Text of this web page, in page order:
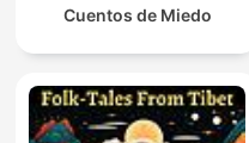
Cuentos de Miedo